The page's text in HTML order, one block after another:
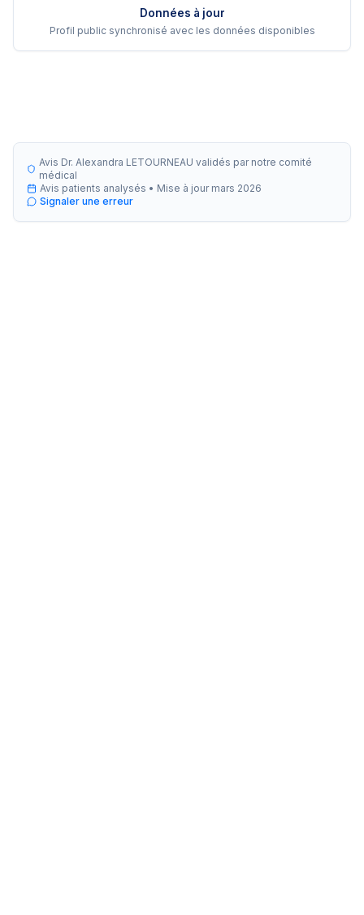
Données à jour
Profil public synchronisé avec les données disponibles
Avis Dr. Alexandra LETOURNEAU validés par notre comité
médical
Avis patients analysés • Mise à jour mars 2026
Signaler une erreur